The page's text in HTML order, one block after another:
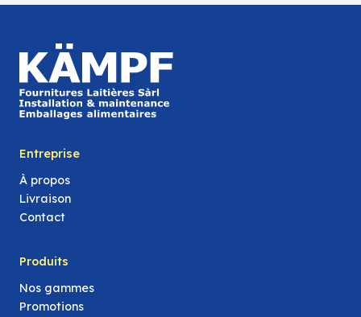
Entreprise
À propos
Livraison
Contact
Produits
Nos gammes
Promotions